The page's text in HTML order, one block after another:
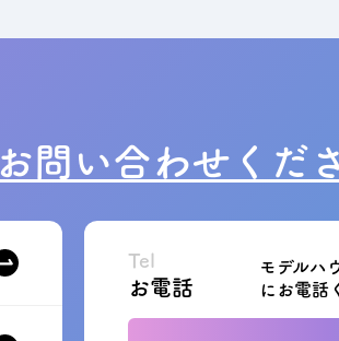
お問い合わせくだ
Tel
お電話
モデルハ
にお電話